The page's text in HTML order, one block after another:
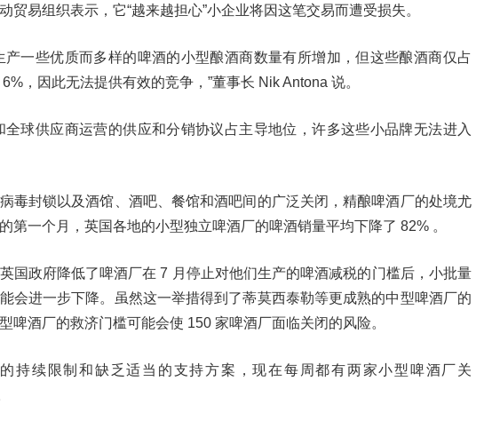
贸易组织表示，它“越来越担心”小企业将因这笔交易而遭受损失。
产一些优质而多样的啤酒的小型酿酒商数量有所增加，但这些酿酒商仅占
，因此无法提供有效的竞争，”董事长 Nik Antona 说。
全球供应商运营的供应和分销协议占主导地位，许多这些小品牌无法进入
毒封锁以及酒馆、酒吧、餐馆和酒吧间的广泛关闭，精酿啤酒厂的处境尤
第一个月，英国各地的小型独立啤酒厂的啤酒销量平均下降了 82% 。
国政府降低了啤酒厂在 7 月停止对他们生产的啤酒减税的门槛后，小批量
会进一步下降。虽然这一举措得到了蒂莫西泰勒等更成熟的中型啤酒厂的
啤酒厂的救济门槛可能会使 150 家啤酒厂面临关闭的风险。
持续限制和缺乏适当的支持方案，现在每周都有两家小型啤酒厂关